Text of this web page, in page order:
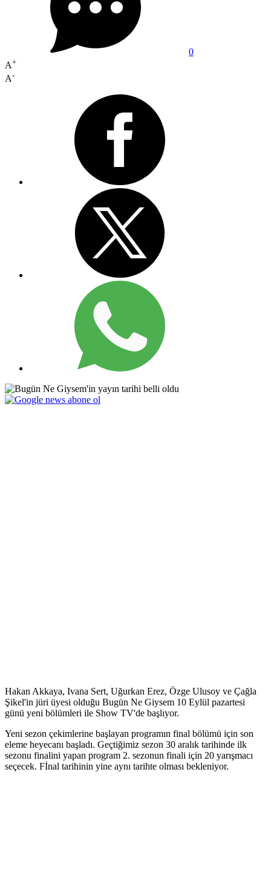
0
A+
A-
Hakan Akkaya, Ivana Sert, Uğurkan Erez, Özge Ulusoy ve Çağla
Şikel'in jüri üyesi olduğu Bugün Ne Giysem 10 Eylül pazartesi
günü yeni bölümleri ile Show TV'de başlıyor.
Yeni sezon çekimlerine başlayan programın final bölümü için son
eleme heyecanı başladı. Geçtiğimiz sezon 30 aralık tarihinde ilk
sezonu finalini yapan program 2. sezonun finali için 20 yarışmacı
seçecek. Fİnal tarihinin yine aynı tarihte olması bekleniyor.